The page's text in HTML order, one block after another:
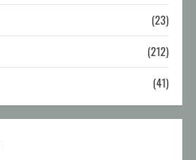
(23)
(212)
(41)